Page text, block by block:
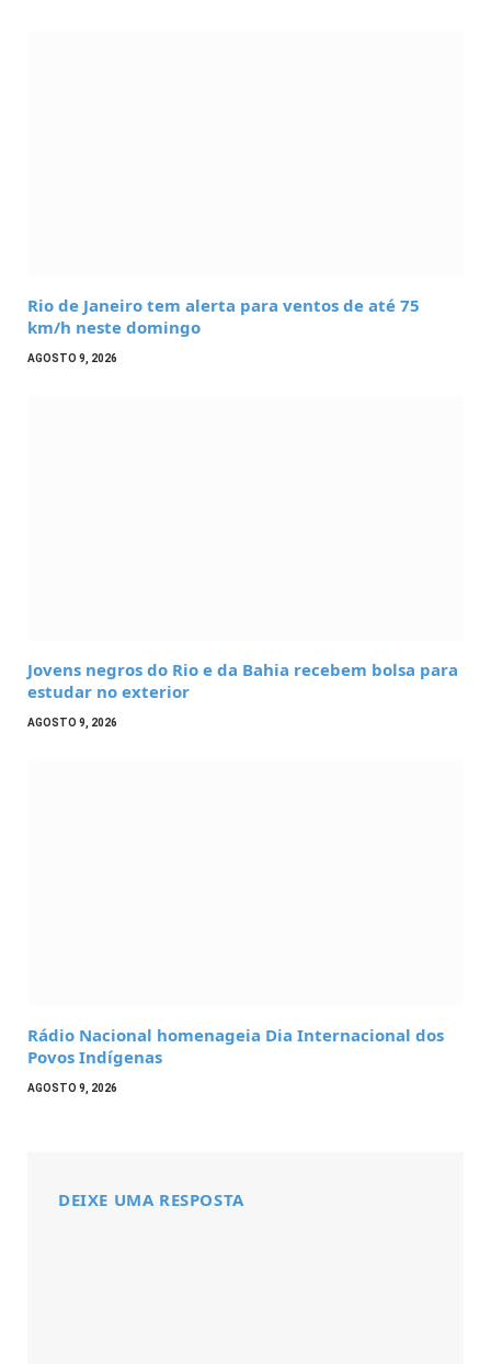
Rio de Janeiro tem alerta para ventos de até 75
km/h neste domingo
AGOSTO 9, 2026
Jovens negros do Rio e da Bahia recebem bolsa para
estudar no exterior
AGOSTO 9, 2026
Rádio Nacional homenageia Dia Internacional dos
Povos Indígenas
AGOSTO 9, 2026
DEIXE UMA RESPOSTA